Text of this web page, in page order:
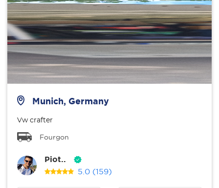
Munich, Germany
Vw crafter
Fourgon
Piot..
5.0 (159)